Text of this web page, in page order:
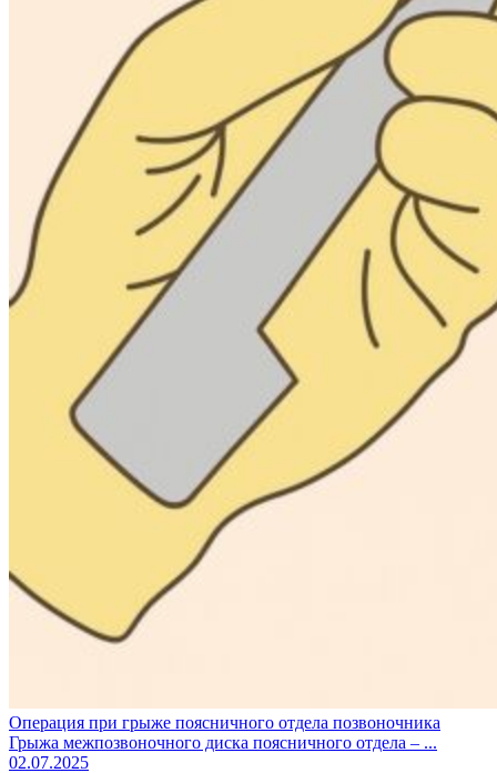
Операция при грыже поясничного отдела позвоночника
Грыжа межпозвоночного диска поясничного отдела – ...
02.07.2025